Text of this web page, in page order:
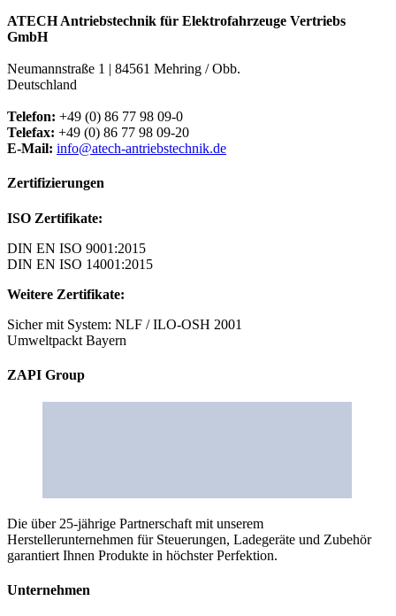
ATECH Antriebstechnik für Elektrofahrzeuge Vertriebs
GmbH
Neumannstraße 1 | 84561 Mehring / Obb.
Deutschland
Telefon: +49 (0) 86 77 98 09-0
Telefax: +49 (0) 86 77 98 09-20
E-Mail: info@atech-antriebstechnik.de
Zertifizierungen
ISO Zertifikate:
DIN EN ISO 9001:2015
DIN EN ISO 14001:2015
Weitere Zertifikate:
Sicher mit System: NLF / ILO-OSH 2001
Umweltpackt Bayern
ZAPI Group
Die über 25-jährige Partnerschaft mit unserem
Herstellerunternehmen für Steuerungen, Ladegeräte und Zubehör
garantiert Ihnen Produkte in höchster Perfektion.
Unternehmen